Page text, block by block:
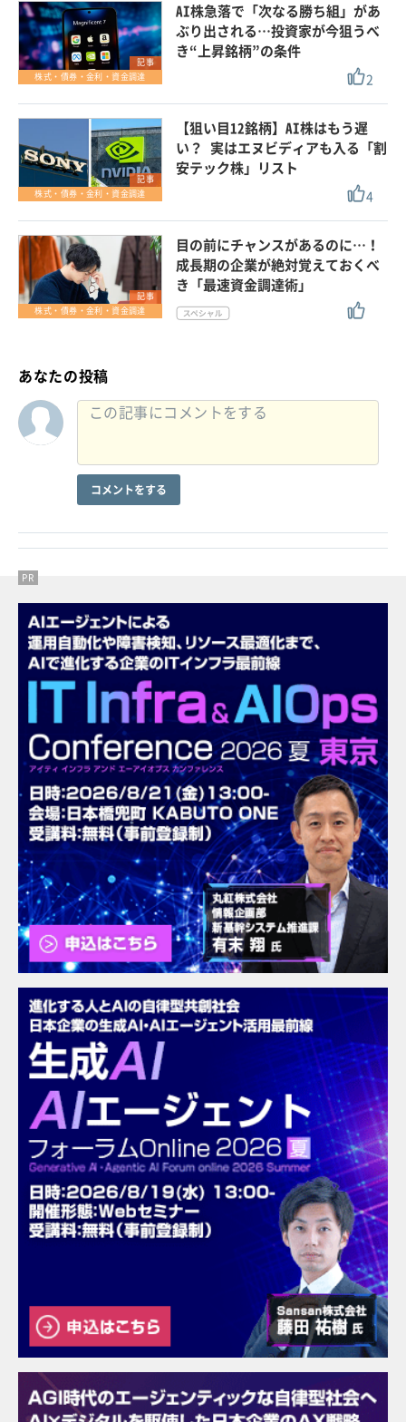
記事
株式・債券・金利・資金調達
AI株急落で「次なる勝ち組」があ
ぶり出される…投資家が今狙うべ
き“上昇銘柄”の条件
2
記事
株式・債券・金利・資金調達
【狙い目12銘柄】AI株はもう遅
い？ 実はエヌビディアも入る「割
安テック株」リスト
4
記事
株式・債券・金利・資金調達
目の前にチャンスがあるのに…！
成長期の企業が絶対覚えておくべ
き「最速資金調達術」
あなたの投稿
コメントをする
PR
PR
PR